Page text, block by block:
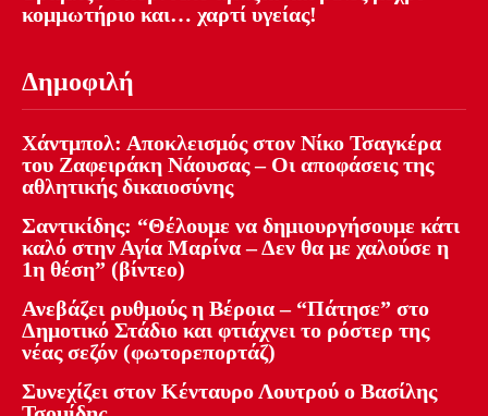
κομμωτήριο και… χαρτί υγείας!
Δημοφιλή
Χάντμπολ: Αποκλεισμός στον Νίκο Τσαγκέρα
του Ζαφειράκη Νάουσας – Οι αποφάσεις της
αθλητικής δικαιοσύνης
Σαντικίδης: “Θέλουμε να δημιουργήσουμε κάτι
καλό στην Αγία Μαρίνα – Δεν θα με χαλούσε η
1η θέση” (βίντεο)
Ανεβάζει ρυθμούς η Βέροια – “Πάτησε” στο
Δημοτικό Στάδιο και φτιάχνει το ρόστερ της
νέας σεζόν (φωτορεπορτάζ)
Συνεχίζει στον Κένταυρο Λουτρού ο Βασίλης